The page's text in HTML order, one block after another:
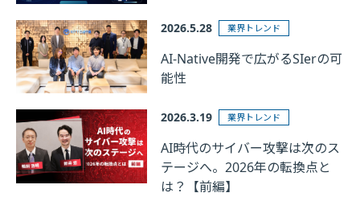
2026.5.28 業界トレンド
AI-Native開発で広がるSIerの可
能性
2026.3.19 業界トレンド
AI時代のサイバー攻撃は次のス
テージへ。2026年の転換点と
は？【前編】